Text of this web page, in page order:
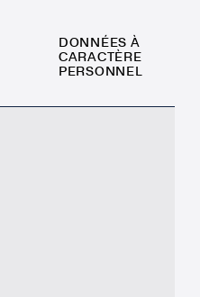
DONNÉES À
CARACTÈRE
PERSONNEL